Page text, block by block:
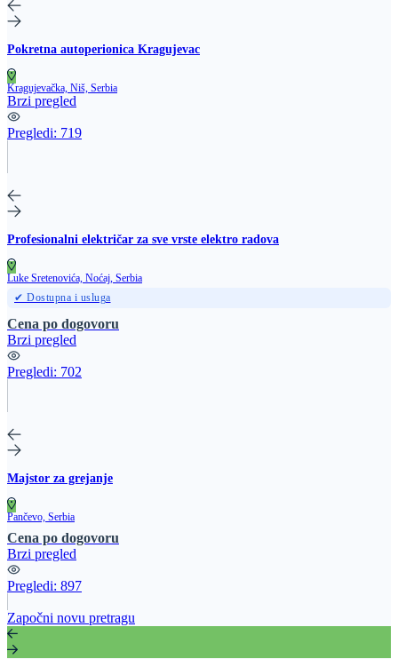
Pokretna autoperionica Kragujevac
Kragujevačka, Niš, Serbia
Brzi pregled
Pregledi: 719
Profesionalni električar za sve vrste elektro radova
Luke Sretenovića, Noćaj, Serbia
✔ Dostupna i usluga
Cena po dogovoru
Brzi pregled
Pregledi: 702
Majstor za grejanje
Pančevo, Serbia
Cena po dogovoru
Brzi pregled
Pregledi: 897
Započni novu pretragu